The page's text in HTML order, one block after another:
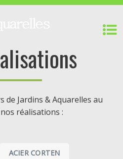
de Jardins & Aquarelles au
réalisations :
ACIER CORTEN